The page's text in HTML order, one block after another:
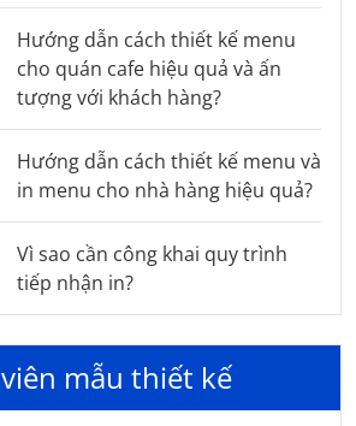
Hướng dẫn cách thiết kế menu
cho quán cafe hiệu quả và ấn
tượng với khách hàng?
Hướng dẫn cách thiết kế menu và
in menu cho nhà hàng hiệu quả?
Vì sao cần công khai quy trình
tiếp nhận in?
mẫu thiết kế